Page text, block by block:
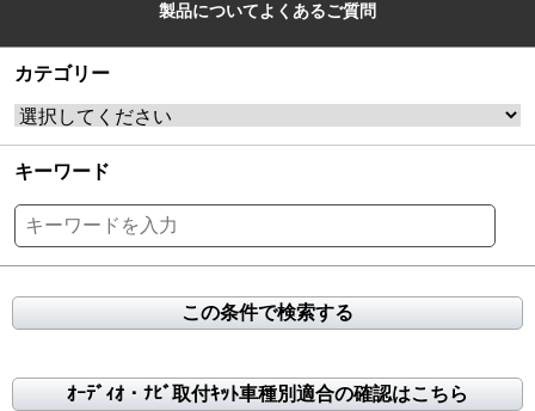
製品についてよくあるご質問
カテゴリー
キーワード
この条件で検索する
ｵｰﾃﾞｨｵ・ﾅﾋﾞ取付ｷｯﾄ車種別適合の確認はこちら